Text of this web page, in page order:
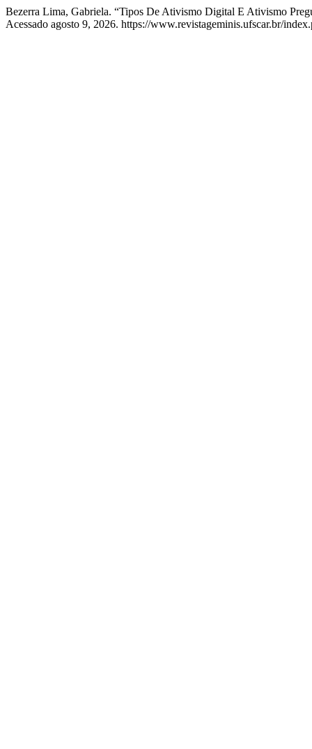
Bezerra Lima, Gabriela. “Tipos De Ativismo Digital E Ativismo
Acessado agosto 9, 2026. https://www.revistageminis.ufscar.br/